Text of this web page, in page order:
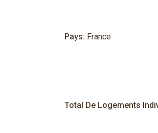
Pays: France
Total De Logements